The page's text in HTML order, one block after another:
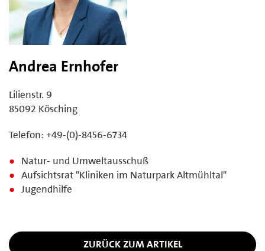
Andrea Ernhofer
Lilienstr. 9
85092 Kösching
Telefon: +49-(0)-8456-6734
Natur- und Umweltausschuß
Aufsichtsrat "Kliniken im Naturpark Altmühltal"
Jugendhilfe
ZURÜCK ZUM ARTIKEL